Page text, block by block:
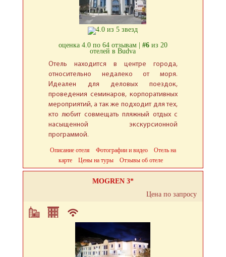
оценка 4.0 по 64 отзывам | #6из 20
отелей в Budva
Отель находится в центре города,
относительно недалеко от моря.
Идеален для деловых поездок,
проведения семинаров, корпоративных
мероприятий, а так же подходит для тех,
кто любит совмещать пляжный отдых с
насыщенной экскурсионной
программой.
Описание отеля Фотографии и видео
Отель на
карте
Цены на туры Отзывы об отеле
MOGREN 3*
Цена по запросу